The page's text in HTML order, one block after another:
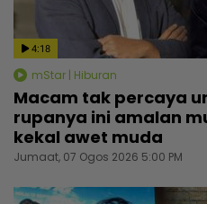
4:18
mStar | Hiburan
Macam tak percaya
rupanya ini amalan
kekal awet muda
Jumaat, 07 Ogos 2026 5:00 PM